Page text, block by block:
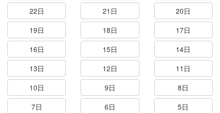
22日
21日
20日
19日
18日
17日
16日
15日
14日
13日
12日
11日
10日
9日
8日
7日
6日
5日